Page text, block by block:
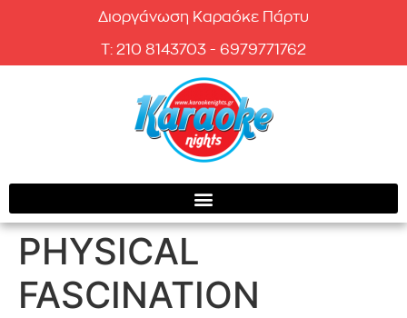
Διοργάνωση Καραόκε Πάρτυ
T: 210 8143703 - 6979771762
PHYSICAL
FASCINATION